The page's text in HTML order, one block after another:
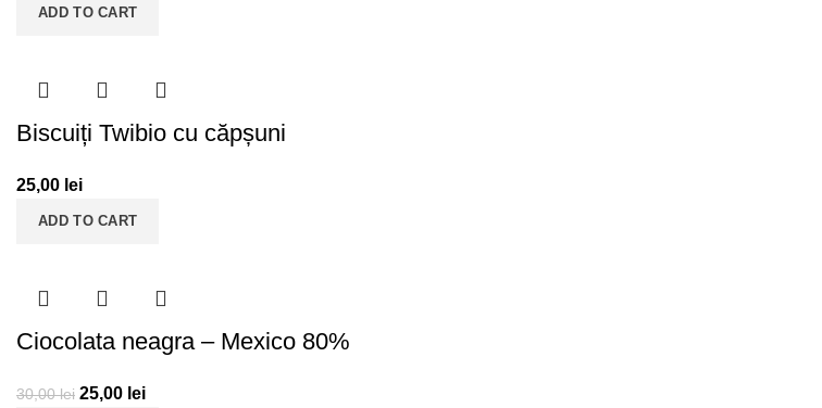
ADD TO CART
Biscuiți Twibio cu căpșuni
25,00 lei
ADD TO CART
Ciocolata neagra – Mexico 80%
30,00lei 25,00 lei